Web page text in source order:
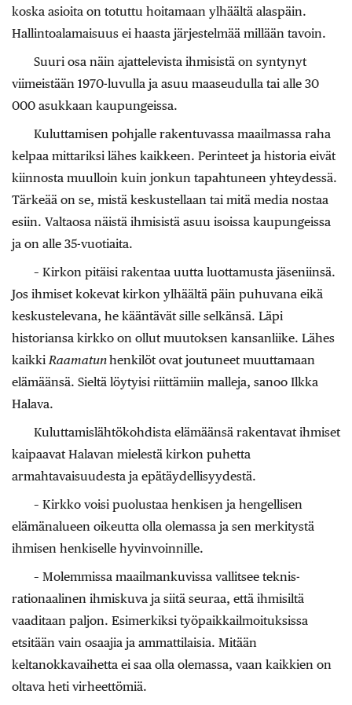
koska asioita on totuttu hoitamaan ylhäältä alaspäin.
Hallintoalamaisuus ei haasta järjestelmää millään tavoin.
Suuri osa näin ajattelevista ihmisistä on syntynyt
viimeistään 1970-luvulla ja asuu maaseudulla tai alle 30
000 asukkaan kaupungeissa.
Kuluttamisen pohjalle rakentuvassa maailmassa raha
kelpaa mittariksi lähes kaikkeen. Perinteet ja historia eivät
kiinnosta muulloin kuin jonkun tapahtuneen yhteydessä.
Tärkeää on se, mistä keskustellaan tai mitä media nostaa
esiin. Valtaosa näistä ihmisistä asuu isoissa kaupungeissa
ja on alle 35-vuotiaita.
– Kirkon pitäisi rakentaa uutta luottamusta jäseniinsä.
Jos ihmiset kokevat kirkon ylhäältä päin puhuvana eikä
keskustelevana, he kääntävät sille selkänsä. Läpi
historiansa kirkko on ollut muutoksen kansanliike. Lähes
kaikki Raamatunhenkilöt ovat joutuneet muuttamaan
elämäänsä. Sieltä löytyisi riittämiin malleja, sanoo Ilkka
Halava.
Kuluttamislähtökohdista elämäänsä rakentavat ihmiset
kaipaavat Halavan mielestä kirkon puhetta
armahtavaisuudesta ja epätäydellisyydestä.
– Kirkko voisi puolustaa henkisen ja hengellisen
elämänalueen oikeutta olla olemassa ja sen merkitystä
ihmisen henkiselle hyvinvoinnille.
– Molemmissa maailmankuvissa vallitsee teknis-
rationaalinen ihmiskuva ja siitä seuraa, että ihmisiltä
vaaditaan paljon. Esimerkiksi työpaikkailmoituksissa
etsitään vain osaajia ja ammattilaisia. Mitään
keltanokkavaihetta ei saa olla olemassa, vaan kaikkien on
oltava heti virheettömiä.